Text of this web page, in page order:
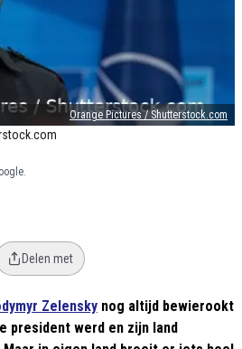
Orange Pictures / Shutterstock.com
Delen met
Zelensky nog altijd bewierookt
president werd en zijn land